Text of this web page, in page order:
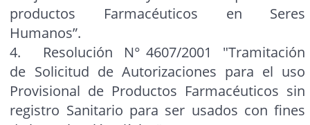
productos Farmacéuticos en Seres
Humanos”.
4. Resolución N° 4607/2001 "Tramitación
de Solicitud de Autorizaciones para el uso
Provisional de Productos Farmacéuticos sin
registro Sanitario para ser usados con fines